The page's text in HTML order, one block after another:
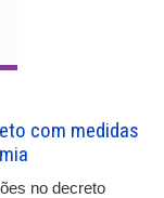
com medidas
no decreto